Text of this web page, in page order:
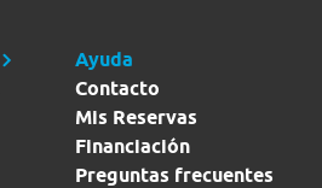
Ayuda
Contacto
Mis Reservas
Financiación
Preguntas frecuentes